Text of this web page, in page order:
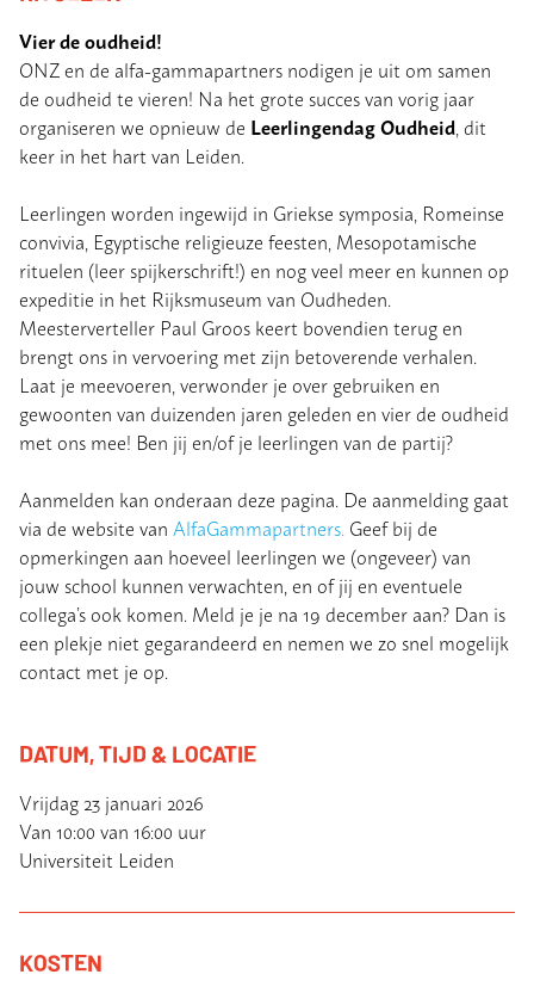
Vier de oudheid!
ONZ en de alfa-gammapartners nodigen je uit om samen
de oudheid te vieren! Na het grote succes van vorig jaar
organiseren we opnieuw de Leerlingendag Oudheid, dit
keer in het hart van Leiden.
Leerlingen worden ingewijd in Griekse symposia, Romeinse
convivia, Egyptische religieuze feesten, Mesopotamische
rituelen (leer spijkerschrift!) en nog veel meer en kunnen op
expeditie in het Rijksmuseum van Oudheden.
Meesterverteller Paul Groos keert bovendien terug en
brengt ons in vervoering met zijn betoverende verhalen.
Laat je meevoeren, verwonder je over gebruiken en
gewoonten van duizenden jaren geleden en vier de oudheid
met ons mee! Ben jij en/of je leerlingen van de partij?
Aanmelden kan onderaan deze pagina. De aanmelding gaat
via de website van AlfaGammapartners. Geef bij de
opmerkingen aan hoeveel leerlingen we (ongeveer) van
jouw school kunnen verwachten, en of jij en eventuele
collega’s ook komen. Meld je je na 19 december aan? Dan is
een plekje niet gegarandeerd en nemen we zo snel mogelijk
contact met je op.
DATUM, TIJD & LOCATIE
Vrijdag 23 januari 2026
Van 10:00 van 16:00 uur
Universiteit Leiden
KOSTEN